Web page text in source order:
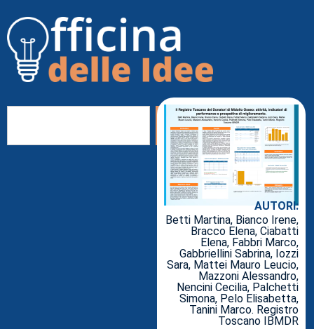
AUTORI:
Betti Martina, Bianco Irene,
Bracco Elena, Ciabatti
Elena, Fabbri Marco,
Gabbriellini Sabrina, Iozzi
Sara, Mattei Mauro Leucio,
Mazzoni Alessandro,
Nencini Cecilia, Palchetti
Simona, Pelo Elisabetta,
Tanini Marco. Registro
Toscano IBMDR